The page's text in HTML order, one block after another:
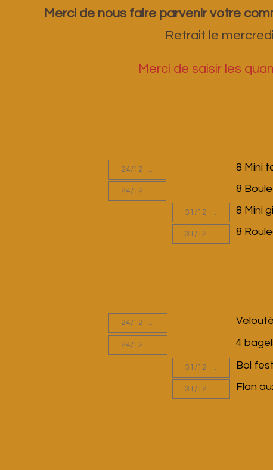
Merci de nous faire parvenir votre
Retrait le
Merci de saisir les
8 Mini
8
8 Mini
8
4
Bol
Flan